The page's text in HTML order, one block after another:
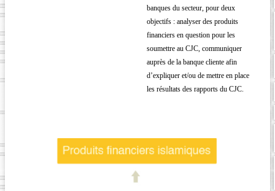
banques du secteur, pour deux
objectifs : analyser des produits
financiers en question pour les
soumettre au CJC, communiquer
auprès de la banque cliente afin
d’expliquer et/ou de mettre en place
les résultats des rapports du CJC.